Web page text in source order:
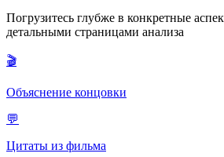
Погрузитесь глубже в конкретные
детальными страницами анализа
🎬
Объяснение концовки
💬
Цитаты из фильма